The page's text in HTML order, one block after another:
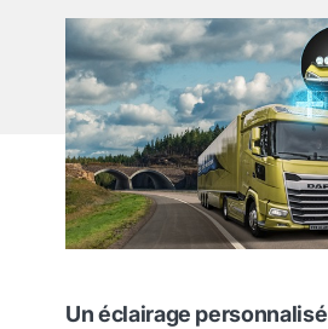
Un éclairage personnalisé